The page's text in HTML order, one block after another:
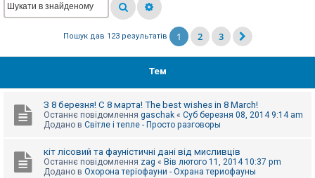
т
р
я
е
и
з
Пошук дав 123 результатів 1 2 3
Тем
З 8 березня! С 8 марта! The best wishes in 8 March!
Останнє повідомлення gaschak « Суб березня 08, 2014 9:14 am
Додано в Світле і тепле - Просто разговоры
кіт лісовий та фауністичні дані від мисливців
Останнє повідомлення zag « Вів лютого 11, 2014 10:37 pm
Додано в Охорона теріофауни - Охрана териофауны